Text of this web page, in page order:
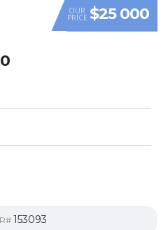
OUR
PRICE $25 000
153093